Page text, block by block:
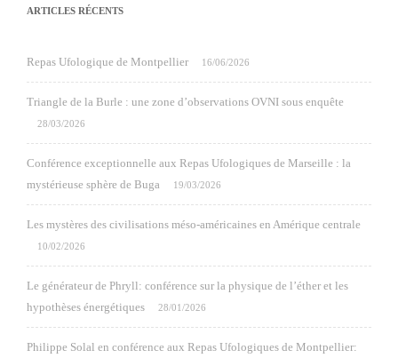
ARTICLES RÉCENTS
Repas Ufologique de Montpellier 16/06/2026
Triangle de la Burle : une zone d’observations OVNI sous enquête
28/03/2026
Conférence exceptionnelle aux Repas Ufologiques de Marseille : la
mystérieuse sphère de Buga
19/03/2026
Les mystères des civilisations méso-américaines en Amérique centrale
10/02/2026
Le générateur de Phryll: conférence sur la physique de l’éther et les
hypothèses énergétiques
28/01/2026
Philippe Solal en conférence aux Repas Ufologiques de Montpellier: